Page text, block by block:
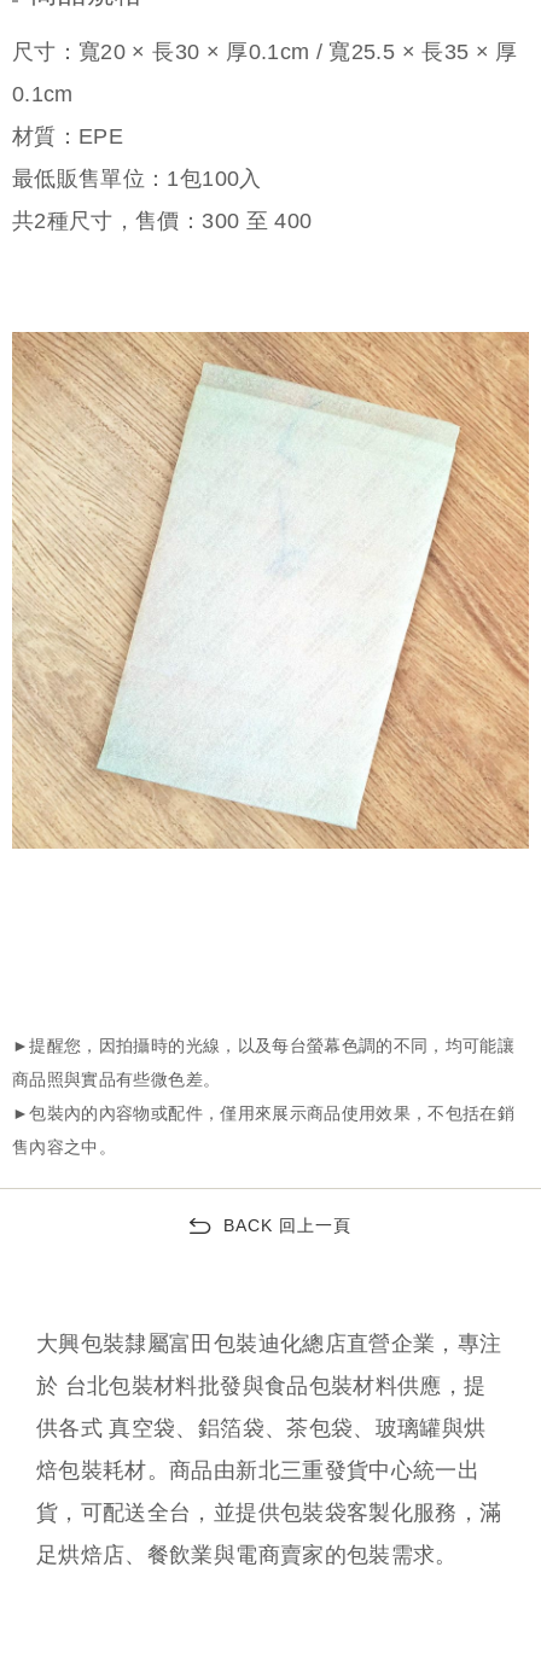
尺寸：寬20 × 長30 × 厚0.1cm / 寬25.5 × 長35 × 厚
0.1cm
材質：EPE
最低販售單位：1包100入
共2種尺寸，售價： 300 至400
BACK 回上一頁
大興包裝隸屬富田包裝迪化總店直營企業，專注
於 台北包裝材料批發與食品包裝材料供應，提
供各式 真空袋、鋁箔袋、茶包袋、玻璃罐與烘
焙包裝耗材。商品由新北三重發貨中心統一出
貨，可配送全台，並提供包裝袋客製化服務，滿
足烘焙店、餐飲業與電商賣家的包裝需求。